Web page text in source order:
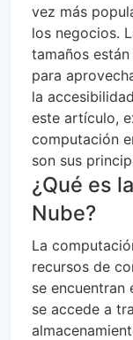
vez más
los negocios.
tamaños
para
la
este artículo,
computación
son sus
¿Qué es
Nube?
La
recursos de
se encuentran
se accede a